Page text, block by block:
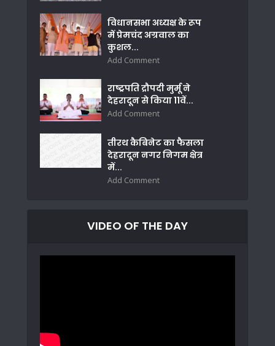
विधानसभा अध्यक्ष के रूप
में प्रेमचंद अग्रवाल का
कुशल...
Add Comment
राष्ट्रपति द्रौपदी मुर्मू ने
देहरादून से किया 11वें...
Add Comment
तीरथ कैबिनेट का फैसला
देहरादून नगर निगम क्षेत्र
में...
Add Comment
VIDEO OF THE DAY